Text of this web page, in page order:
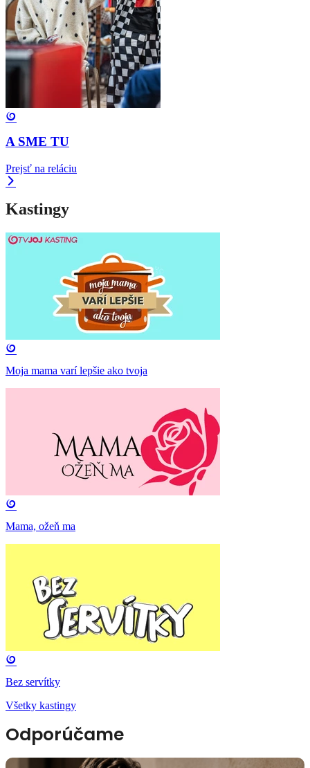
A SME TU
Prejsť na reláciu
Kastingy
Moja mama varí lepšie ako tvoja
Mama, ožeň ma
Bez servítky
Všetky kastingy
Odporúčame